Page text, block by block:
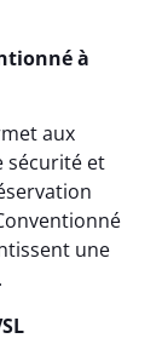
à
aux
sécurité et
une